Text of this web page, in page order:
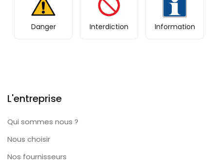
Danger Interdiction Information
L'entreprise
Qui sommes nous ?
Nous choisir
Nos fournisseurs